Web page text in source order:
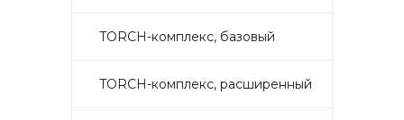
TORCH-комплекс, базовый
TORCH-комплекс, расширенный